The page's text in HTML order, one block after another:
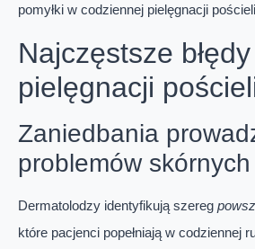
pomyłki w codziennej pielęgnacji
Najczęstsze
pielęgnacji
Zaniedbania
problemów skórnych
Dermatolodzy identyfikują szereg
które pacjenci popełniają w codziennej